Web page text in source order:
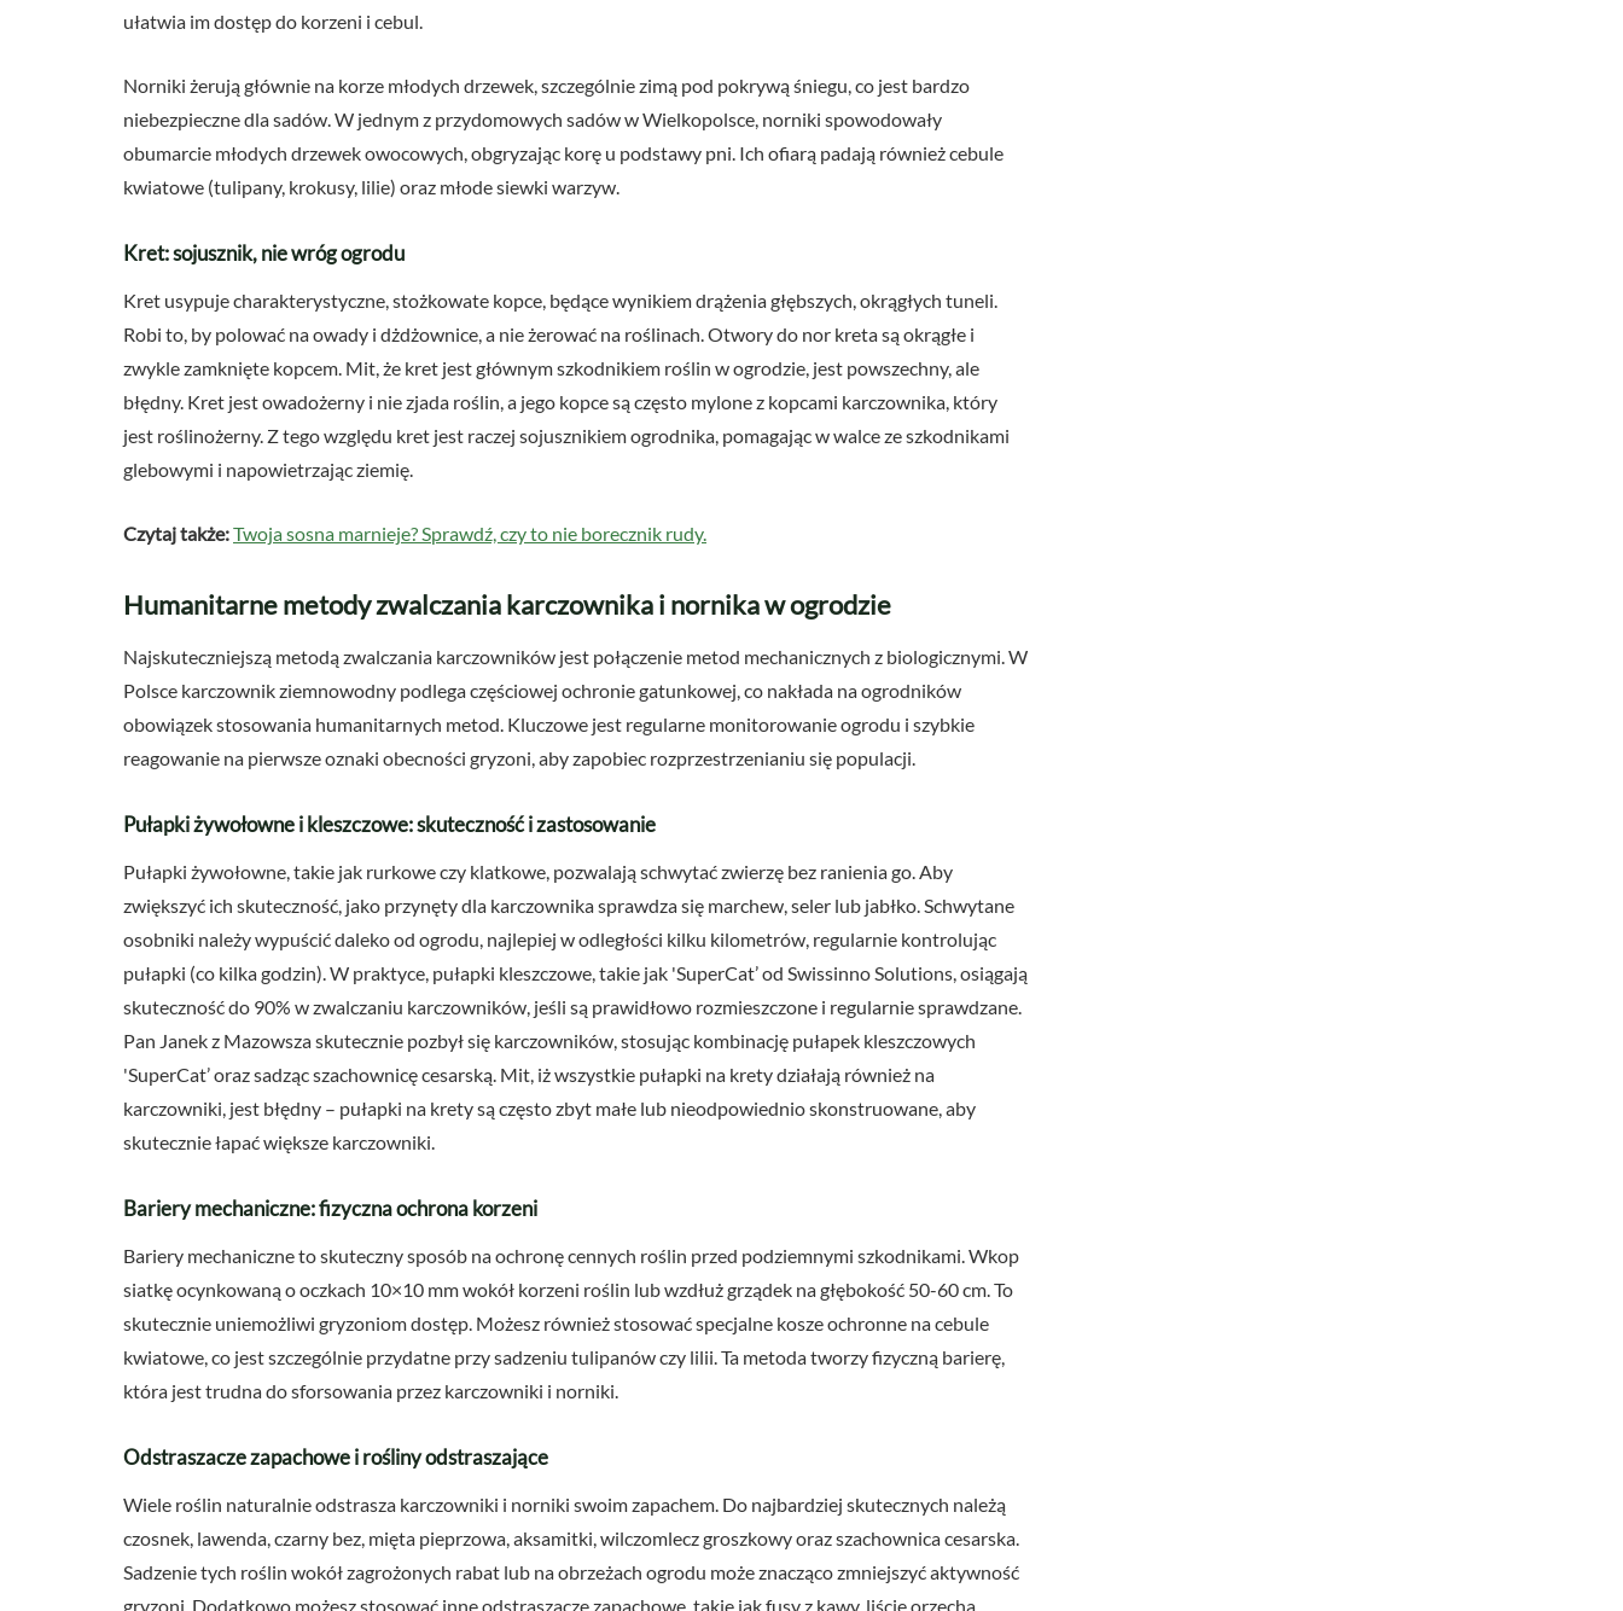
ułatwia im dostęp do korzeni i cebul.
Norniki żerują głównie na korze młodych drzewek, szczególnie zimą pod pokrywą śniegu, co jest bardzo
niebezpieczne dla sadów. W jednym z przydomowych sadów w Wielkopolsce, norniki spowodowały
obumarcie młodych drzewek owocowych, obgryzając korę u podstawy pni. Ich ofiarą padają również cebule
kwiatowe (tulipany, krokusy, lilie) oraz młode siewki warzyw.
Kret: sojusznik, nie wróg ogrodu
Kret usypuje charakterystyczne, stożkowate kopce, będące wynikiem drążenia głębszych, okrągłych tuneli.
Robi to, by polować na owady i dżdżownice, a nie żerować na roślinach. Otwory do nor kreta są okrągłe i
zwykle zamknięte kopcem. Mit, że kret jest głównym szkodnikiem roślin w ogrodzie, jest powszechny, ale
błędny. Kret jest owadożerny i nie zjada roślin, a jego kopce są często mylone z kopcami karczownika, który
jest roślinożerny. Z tego względu kret jest raczej sojusznikiem ogrodnika, pomagając w walce ze szkodnikami
glebowymi i napowietrzając ziemię.
Czytaj także:Twoja sosna marnieje? Sprawdź, czy to nie borecznik rudy.
Humanitarne metody zwalczania karczownika i nornika w ogrodzie
Najskuteczniejszą metodą zwalczania karczowników jest połączenie metod mechanicznych z biologicznymi. W
Polsce karczownik ziemnowodny podlega częściowej ochronie gatunkowej, co nakłada na ogrodników
obowiązek stosowania humanitarnych metod. Kluczowe jest regularne monitorowanie ogrodu i szybkie
reagowanie na pierwsze oznaki obecności gryzoni, aby zapobiec rozprzestrzenianiu się populacji.
Pułapki żywołowne i kleszczowe: skuteczność i zastosowanie
Pułapki żywołowne, takie jak rurkowe czy klatkowe, pozwalają schwytać zwierzę bez ranienia go. Aby
zwiększyć ich skuteczność, jako przynęty dla karczownika sprawdza się marchew, seler lub jabłko. Schwytane
osobniki należy wypuścić daleko od ogrodu, najlepiej w odległości kilku kilometrów, regularnie kontrolując
pułapki (co kilka godzin). W praktyce, pułapki kleszczowe, takie jak 'SuperCat’ od Swissinno Solutions, osiągają
skuteczność do 90% w zwalczaniu karczowników, jeśli są prawidłowo rozmieszczone i regularnie sprawdzane.
Pan Janek z Mazowsza skutecznie pozbył się karczowników, stosując kombinację pułapek kleszczowych
'SuperCat’ oraz sadząc szachownicę cesarską. Mit, iż wszystkie pułapki na krety działają również na
karczowniki, jest błędny – pułapki na krety są często zbyt małe lub nieodpowiednio skonstruowane, aby
skutecznie łapać większe karczowniki.
Bariery mechaniczne: fizyczna ochrona korzeni
Bariery mechaniczne to skuteczny sposób na ochronę cennych roślin przed podziemnymi szkodnikami. Wkop
siatkę ocynkowaną o oczkach 10×10 mm wokół korzeni roślin lub wzdłuż grządek na głębokość 50-60 cm. To
skutecznie uniemożliwi gryzoniom dostęp. Możesz również stosować specjalne kosze ochronne na cebule
kwiatowe, co jest szczególnie przydatne przy sadzeniu tulipanów czy lilii. Ta metoda tworzy fizyczną barierę,
która jest trudna do sforsowania przez karczowniki i norniki.
Odstraszacze zapachowe i rośliny odstraszające
Wiele roślin naturalnie odstrasza karczowniki i norniki swoim zapachem. Do najbardziej skutecznych należą
czosnek, lawenda, czarny bez, mięta pieprzowa, aksamitki, wilczomlecz groszkowy oraz szachownica cesarska.
Sadzenie tych roślin wokół zagrożonych rabat lub na obrzeżach ogrodu może znacząco zmniejszyć aktywność
gryzoni. Dodatkowo możesz stosować inne odstraszacze zapachowe, takie jak fusy z kawy, liście orzecha